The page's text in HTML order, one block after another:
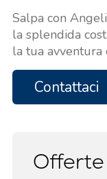
Salpa con
la splendida
la tua avventura
Contattaci